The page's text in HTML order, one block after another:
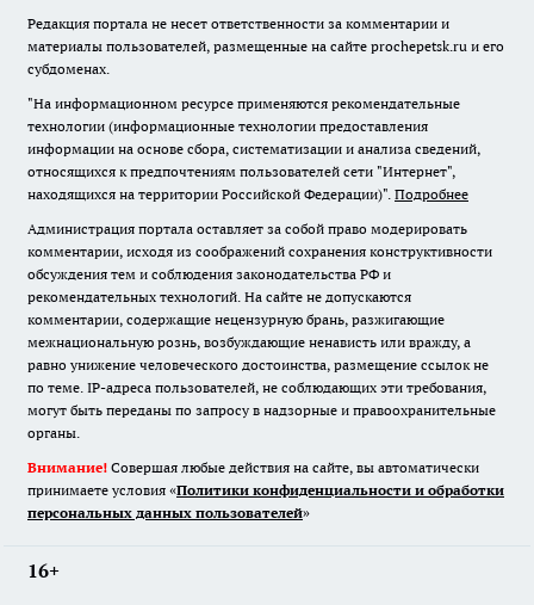
Редакция портала не несет ответственности за комментарии и
материалы пользователей, размещенные на сайте prochepetsk.ru и его
субдоменах.
"На информационном ресурсе применяются рекомендательные
технологии (информационные технологии предоставления
информации на основе сбора, систематизации и анализа сведений,
относящихся к предпочтениям пользователей сети "Интернет",
находящихся на территории Российской Федерации)". Подробнее
Администрация портала оставляет за собой право модерировать
комментарии, исходя из соображений сохранения конструктивности
обсуждения тем и соблюдения законодательства РФ и
рекомендательных технологий. На сайте не допускаются
комментарии, содержащие нецензурную брань, разжигающие
межнациональную рознь, возбуждающие ненависть или вражду, а
равно унижение человеческого достоинства, размещение ссылок не
по теме. IP-адреса пользователей, не соблюдающих эти требования,
могут быть переданы по запросу в надзорные и правоохранительные
органы.
Внимание! Совершая любые действия на сайте, вы автоматически
принимаете условия «Политики конфиденциальности и обработки
персональных данных пользователей»
16+